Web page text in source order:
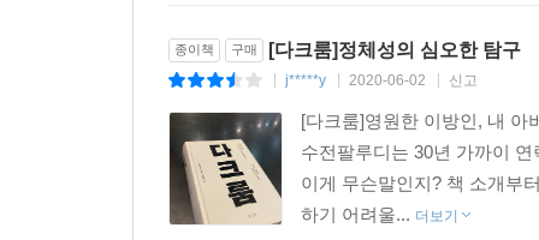
트윗을 날렸고, 트랜스젠더의 권리는 오바마 대
사의 삶과 같은 온갖 필수적인 수사와 함께 전형
하는 경우는 드물었다.
--- p.583
이방인으로 남을 수밖에 없었다. 혼란과 빈곤을
보호”라는 구호를 앞세워 유대인과 집시에 대
보호하기 위해 처단해야 할 적이었다.
1968년, 에릭슨은 자신이 정의했던 정체성 개념
고집하는 ‘전체주의’적 의지는 독재로 이어진다
비범하다. 매혹적인 가족 회고록이면서 홀로코
시의적절할 수 없다. 수전 팔루디가 보여 준 이
- [내셔널북리뷰]
정제된, 다층적인 회고록. 강렬하고 흡인력있다.
- [퍼블리셔스위클리]
종이책 구매 [다크룸]정체성의 심오한 탐구
j*****y 2020-06-02 신고
[다크룸]영원한 이방인, 내 아
수전팔루디는 30년 가까이
이게 무슨말인지? 책 소개부
하기 어려울... 더보기